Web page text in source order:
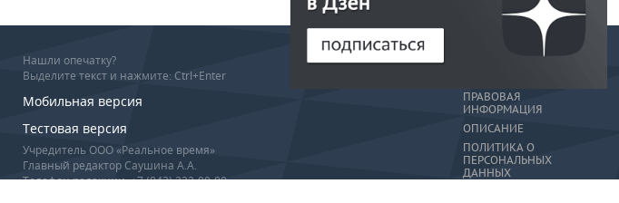
Нашли опечатку?
Выделите текст и нажмите: Ctrl+Enter
Мобильная версия
Тестовая версия
Учредитель ООО «Реальное время»
Главный редактор Саушина А.А.
Телефон редакции: +7 (843) 222-90-80
ПРАВОВАЯ
ИНФОРМАЦИЯ
ОПИСАНИЕ
ПОЛИТИКА О
ПЕРСОНАЛЬНЫХ
ДАННЫХ